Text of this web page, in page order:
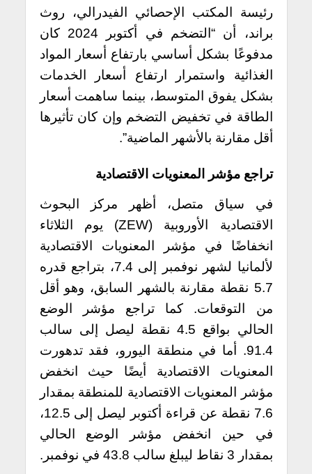
رئيسة المكتب الإحصائي الفيدرالي، روث
براند، أن “التضخم في أكتوبر 2024 كان
مدفوعًا بشكل أساسي بارتفاع أسعار المواد
الغذائية واستمرار ارتفاع أسعار الخدمات
بشكل يفوق المتوسط، بينما ساهمت أسعار
الطاقة في تخفيض التضخم وإن كان تأثيرها
أقل مقارنة بالأشهر الماضية”.
تراجع مؤشر المعنويات الاقتصادية
في سياق متصل، أظهر مركز البحوث
الاقتصادية الأوروبية (ZEW) يوم الثلاثاء
انخفاضًا في مؤشر المعنويات الاقتصادية
لألمانيا لشهر نوفمبر إلى 7.4، بتراجع قدره
5.7 نقطة مقارنة بالشهر السابق، وهو أقل
من التوقعات. كما تراجع مؤشر الوضع
الحالي بواقع 4.5 نقطة ليصل إلى سالب
91.4. أما في منطقة اليورو، فقد تدهورت
المعنويات الاقتصادية أيضًا حيث انخفض
مؤشر المعنويات الاقتصادية للمنطقة بمقدار
7.6 نقطة عن قراءة أكتوبر ليصل إلى 12.5،
في حين انخفض مؤشر الوضع الحالي
بمقدار 3 نقاط ليبلغ سالب 43.8 في نوفمبر.